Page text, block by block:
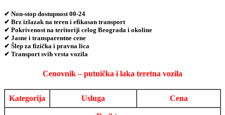
✔ Non-stop dostupnost 00-24
✔ Brz izlazak na teren i efikasan transport
✔ Pokrivenost na teritoriji celog Beograda i okoline
✔ Jasne i transparentne cene
✔ Šlep za fizička i pravna lica
✔ Transport svih vrsta vozila
Cenovnik – putnička i laka teretna vozila
Kategorija Usluga Cena